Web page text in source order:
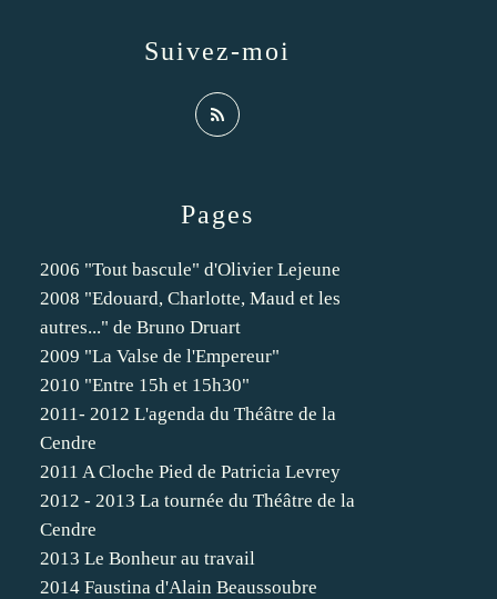
Pages
2006 "Tout bascule" d'Olivier Lejeune
2008 "Edouard, Charlotte, Maud et les
autres..." de Bruno Druart
2009 "La Valse de l'Empereur"
2010 "Entre 15h et 15h30"
2011- 2012 L'agenda du Théâtre de la
Cendre
2011 A Cloche Pied de Patricia Levrey
2012 - 2013 La tournée du Théâtre de la
Cendre
2013 Le Bonheur au travail
2014 Faustina d'Alain Beaussoubre
Suivez-moi